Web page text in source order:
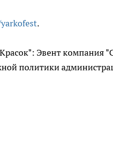
.
Эвент компания
политики